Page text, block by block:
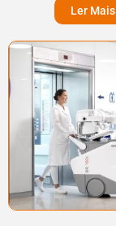
Ler Mais